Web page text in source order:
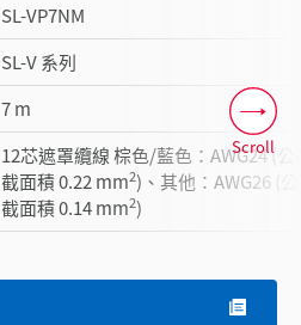
SL-VP7NM
SL-V 系列
7 m
12芯遮罩纜線 棕色/藍色：AWG24 (公
截面積 0.22 mm2)、其他：AWG26 (
截面積 0.14 mm2)
Scroll